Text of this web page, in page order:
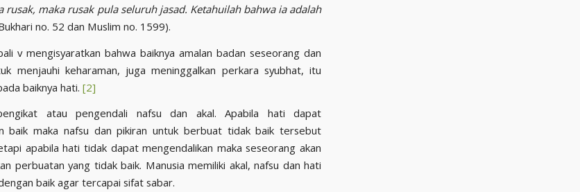
rusak, maka rusak pula seluruh jasad. Ketahuilah bahwa ia adalah
no. 52 dan Muslim no. 1599).
v mengisyaratkan bahwa baiknya amalan badan seseorang dan
menjauhi keharaman, juga meninggalkan perkara syubhat, itu
baiknya hati. [2]
atau pengendali nafsu dan akal. Apabila hati dapat
baik maka nafsu dan pikiran untuk berbuat tidak baik tersebut
apabila hati tidak dapat mengendalikan maka seseorang akan
perbuatan yang tidak baik. Manusia memiliki akal, nafsu dan hati
baik agar tercapai sifat sabar.